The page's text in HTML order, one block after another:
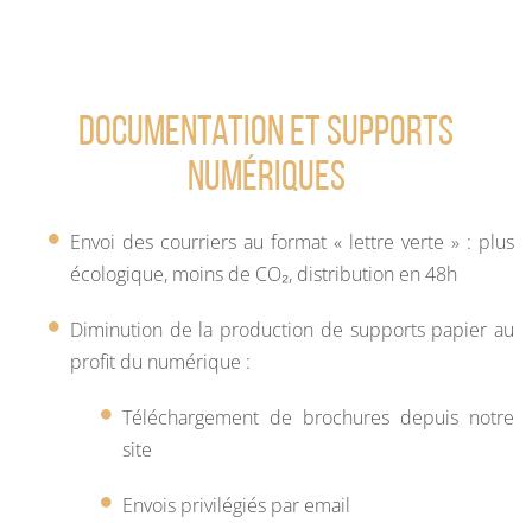
Documentation et supports
numériques
Envoi des courriers au format « lettre verte » : plus
écologique, moins de CO₂, distribution en 48h
Diminution de la production de supports papier au
profit du numérique :
Téléchargement de brochures depuis notre
site
Envois privilégiés par email